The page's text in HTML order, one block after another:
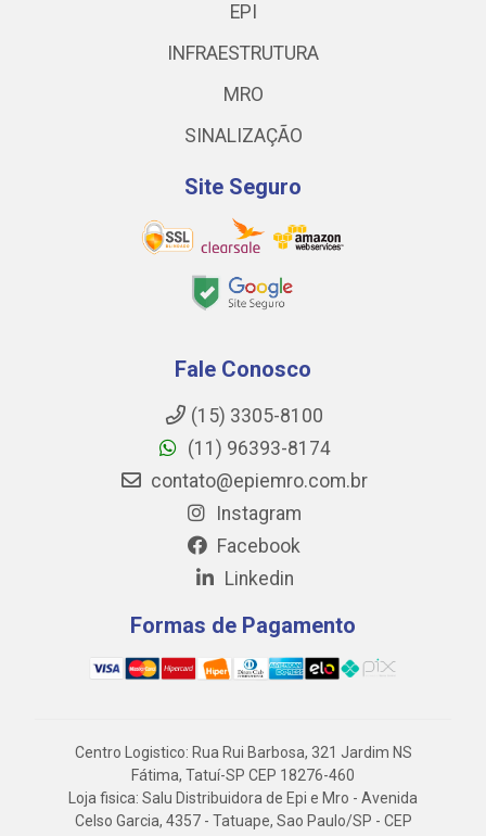
EPI
INFRAESTRUTURA
MRO
SINALIZAÇÃO
Site Seguro
Fale Conosco
(15) 3305-8100
(11) 96393-8174
contato@epiemro.com.br
Instagram
Facebook
Linkedin
Formas de Pagamento
Centro Logistico: Rua Rui Barbosa, 321 Jardim NS
Fátima, Tatuí-SP CEP 18276-460
Loja fisica: Salu Distribuidora de Epi e Mro - Avenida
Celso Garcia, 4357 - Tatuape, Sao Paulo/SP - CEP